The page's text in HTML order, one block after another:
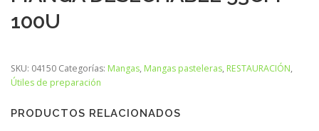
100U
SKU: 04150 Categorías: Mangas, Mangas pasteleras, RESTAURACIÓN,
Útiles de preparación
PRODUCTOS RELACIONADOS